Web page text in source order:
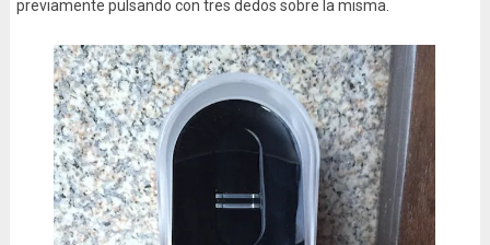
previamente pulsando con tres dedos sobre la misma.